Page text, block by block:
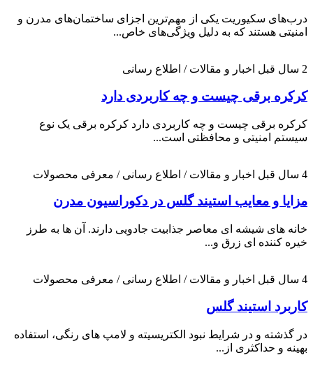
درب‌های سکیوریت یکی از مهم‌ترین اجزای ساختمان‌های مدرن و
امنیتی هستند که به دلیل ویژگی‌های خاص...
2 سال قبل اخبار و مقالات / اطلاع رسانی
کرکره برقی چیست و چه کاربردی دارد
کرکره برقی چیست و چه کاربردی دارد کرکره برقی یک نوع
سیستم امنیتی و محافظتی است...
4 سال قبل اخبار و مقالات / اطلاع رسانی / معرفی محصولات
مزایا و معایب استیند گلس در دکوراسیون مدرن
خانه های شیشه ای معاصر جذابیت جادویی دارند. آن ها به طرز
خیره کننده ای زرق و...
4 سال قبل اخبار و مقالات / اطلاع رسانی / معرفی محصولات
کاربرد استیند گلس
در گذشته و در شرایط نبود الکتریسیته و لامپ های رنگی، استفاده
بهینه و حداکثری از...